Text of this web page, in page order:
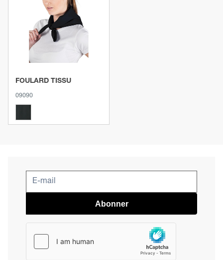
Voir le produit
FOULARD TISSU
09090
Abonner